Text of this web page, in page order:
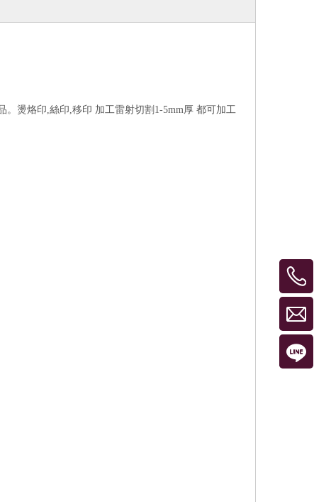
燙烙印,絲印,移印 加工雷射切割1-5mm厚 都可加工